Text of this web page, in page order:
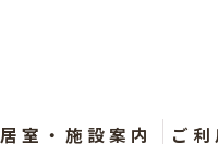
居室・施設案内 ご